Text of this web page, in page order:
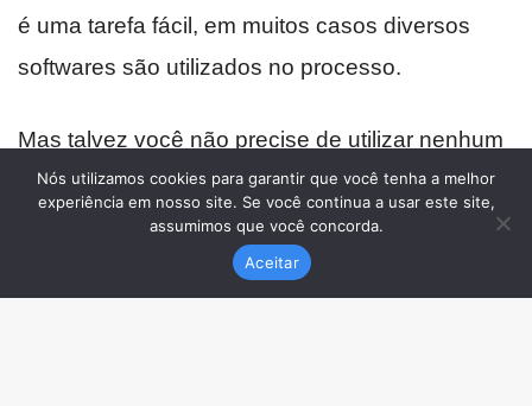
Nós utilizamos cookies para garantir que você tenha a melhor
experiência em nosso site. Se você continua a usar este site,
assumimos que você concorda.
Aceitar